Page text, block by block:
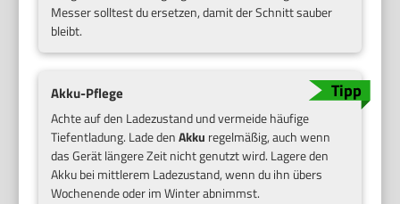
Messer solltest du ersetzen, damit der Schnitt sauber
bleibt.
Akku-Pflege
Achte auf den Ladezustand und vermeide häufige
Tiefentladung. Lade denAkku regelmäßig, auch wenn
das Gerät längere Zeit nicht genutzt wird. Lagere den
Akku bei mittlerem Ladezustand, wenn du ihn übers
Wochenende oder im Winter abnimmst.